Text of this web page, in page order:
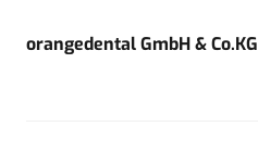
orangedental GmbH & Co.KG